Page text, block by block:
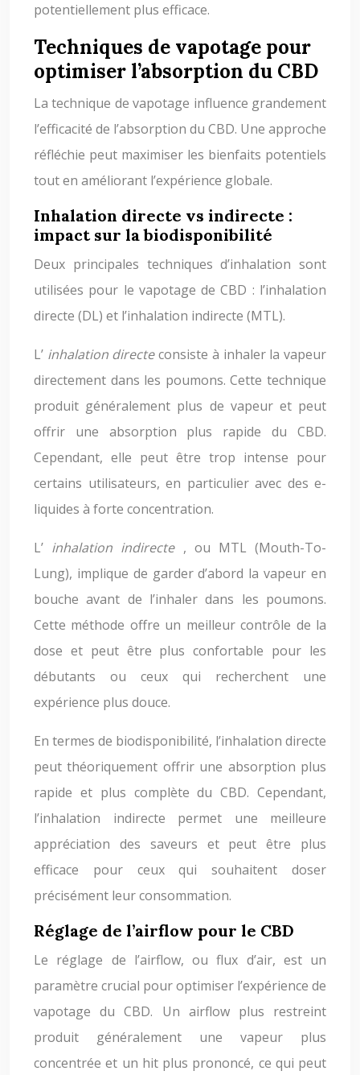
potentiellement plus efficace.
Techniques de vapotage pour
optimiser l’absorption du CBD
La technique de vapotage influence grandement
l’efficacité de l’absorption du CBD. Une approche
réfléchie peut maximiser les bienfaits potentiels
tout en améliorant l’expérience globale.
Inhalation directe vs indirecte :
impact sur la biodisponibilité
Deux principales techniques d’inhalation sont
utilisées pour le vapotage de CBD : l’inhalation
directe (DL) et l’inhalation indirecte (MTL).
L’ inhalation directeconsiste à inhaler la vapeur
directement dans les poumons. Cette technique
produit généralement plus de vapeur et peut
offrir une absorption plus rapide du CBD.
Cependant, elle peut être trop intense pour
certains utilisateurs, en particulier avec des e-
liquides à forte concentration.
L’ inhalation indirecte , ou MTL (Mouth-To-
Lung), implique de garder d’abord la vapeur en
bouche avant de l’inhaler dans les poumons.
Cette méthode offre un meilleur contrôle de la
dose et peut être plus confortable pour les
débutants ou ceux qui recherchent une
expérience plus douce.
En termes de biodisponibilité, l’inhalation directe
peut théoriquement offrir une absorption plus
rapide et plus complète du CBD. Cependant,
l’inhalation indirecte permet une meilleure
appréciation des saveurs et peut être plus
efficace pour ceux qui souhaitent doser
précisément leur consommation.
Réglage de l’airflow pour le CBD
Le réglage de l’airflow, ou flux d’air, est un
paramètre crucial pour optimiser l’expérience de
vapotage du CBD. Un airflow plus restreint
produit généralement une vapeur plus
concentrée et un hit plus prononcé, ce qui peut